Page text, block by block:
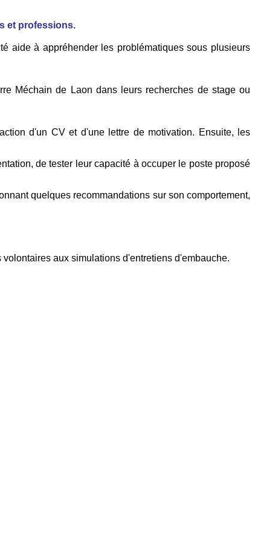
et professions.
aide à appréhender les problématiques sous plusieurs
Méchain de Laon dans leurs recherches de stage ou
d'un CV et d'une lettre de motivation. Ensuite, les
de tester leur capacité à occuper le poste proposé
quelques recommandations sur son comportement,
aux simulations d'entretiens d'embauche.